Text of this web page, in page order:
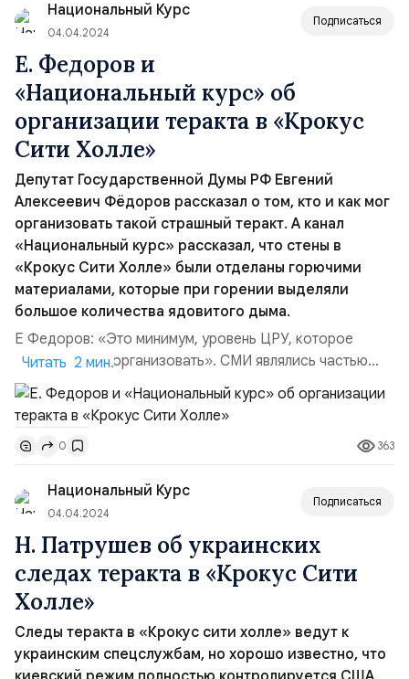
террористической организации. В результате теракта
погибли 145 человек,...
Национальный Курс
04.04.2024
Подписаться
Е. Федоров и
«Национальный курс» об
организации теракта в «Крокус
Сити Холле»
Депутат Государственной Думы РФ Евгений
Алексеевич Фёдоров рассказал о том, кто и как мог
организовать такой страшный теракт. А канал
«Национальный курс» рассказал, что стены в
«Крокус Сити Холле» были отделаны горючими
материалами, которые при горении выделяли
большое количества ядовитого дыма.
Е Федоров: «Это минимум, уровень ЦРУ, которое
умеет всё это организовать». СМИ являлись частью
этого проекта. Это к вопросу о том, что американцам
нужны специалисты по взрывотехнике, по поджогам, по
химии, чтобы определить, что там будет с дымом, и
какой он будет, этот дым. Надо было посмотреть, как
этот дым будет выходить. И что от него ...
Читать 2 мин.
0 363
Национальный Курс
04.04.2024
Подписаться
Н. Патрушев об украинских
следах теракта в «Крокус Сити
Холле»
Следы теракта в «Крокус сити холле» ведут к
украинским спецслужбам, но хорошо известно, что